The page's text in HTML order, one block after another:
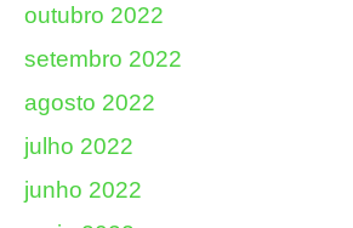
outubro 2022
setembro 2022
agosto 2022
julho 2022
junho 2022